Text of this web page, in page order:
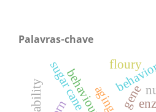
Palavras-chave
aginggene
behaviour
sugar cane floury